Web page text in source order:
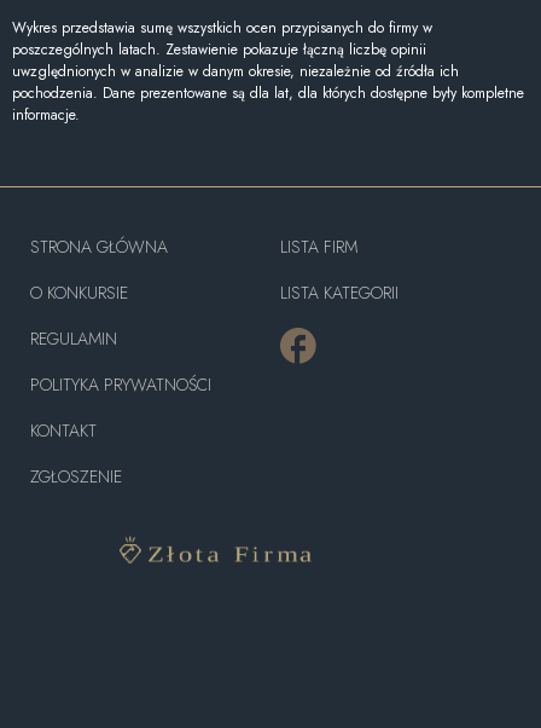
Wykres przedstawia sumę wszystkich ocen przypisanych do firmy w
poszczególnych latach. Zestawienie pokazuje łączną liczbę opinii
uwzględnionych w analizie w danym okresie, niezależnie od źródła ich
pochodzenia. Dane prezentowane są dla lat, dla których dostępne były kompletne
informacje.
STRONA GŁÓWNA
O KONKURSIE
REGULAMIN
POLITYKA PRYWATNOŚCI
KONTAKT
ZGŁOSZENIE
LISTA FIRM
LISTA KATEGORII